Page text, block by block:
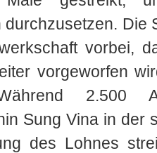
Die
vorbei,
vorgeworfen
2.500
Sung Vina in der
des Lohnes